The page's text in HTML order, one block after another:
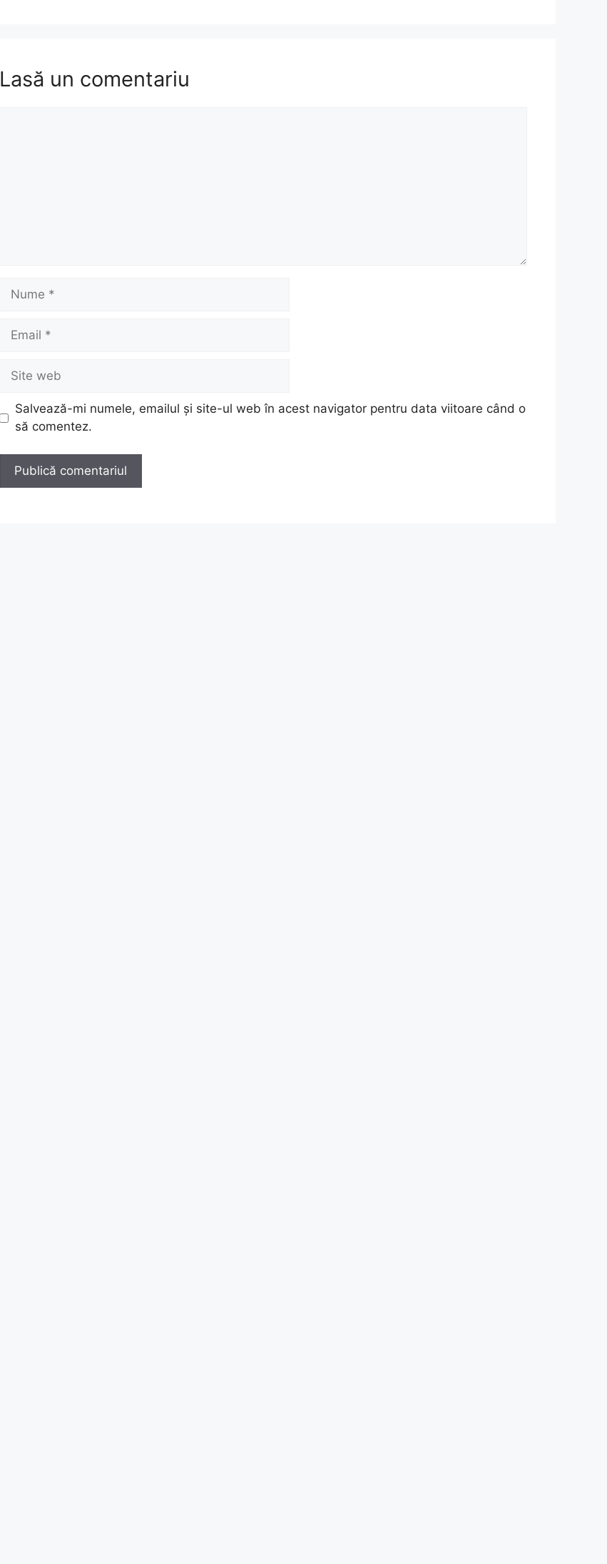
Lasă un comentariu
Nume
Email
Site
web
Salvează-mi numele, emailul și site-ul web în acest navigator pentru data viitoare când o
să comentez.